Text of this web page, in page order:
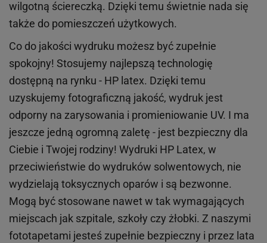
wilgotną ściereczką. Dzięki temu świetnie nada się
także do pomieszczeń użytkowych.
Co do jakości wydruku możesz być zupełnie
spokojny! Stosujemy najlepszą technologię
dostępną na rynku - HP latex. Dzięki temu
uzyskujemy fotograficzną jakość, wydruk jest
odporny na zarysowania i promieniowanie UV. I ma
jeszcze jedną ogromną zaletę - jest bezpieczny dla
Ciebie i Twojej rodziny! Wydruki HP Latex, w
przeciwieństwie do wydruków solwentowych, nie
wydzielają toksycznych oparów i są bezwonne.
Mogą być stosowane nawet w tak wymagających
miejscach jak szpitale, szkoły czy żłobki. Z naszymi
fototapetami jesteś zupełnie bezpieczny i przez lata